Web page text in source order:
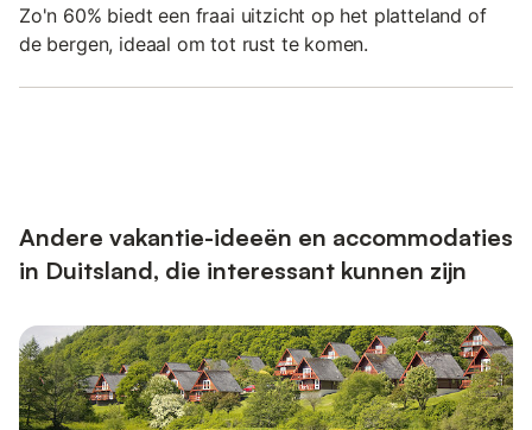
Zo'n 60% biedt een fraai uitzicht op het platteland of
de bergen, ideaal om tot rust te komen.
Andere vakantie-ideeën en accommodaties
in Duitsland, die interessant kunnen zijn